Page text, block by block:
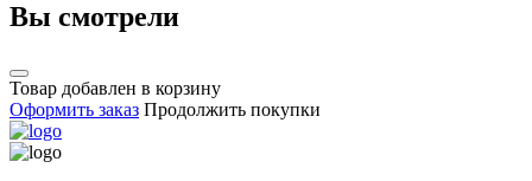
Вы смотрели
Товар добавлен в корзину
Оформить заказ Продолжить покупки